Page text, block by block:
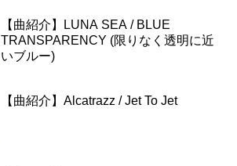
【曲紹介】LUNA SEA / BLUE
TRANSPARENCY (限りなく透明に近
いブルー)
【曲紹介】Alcatrazz / Jet To Jet